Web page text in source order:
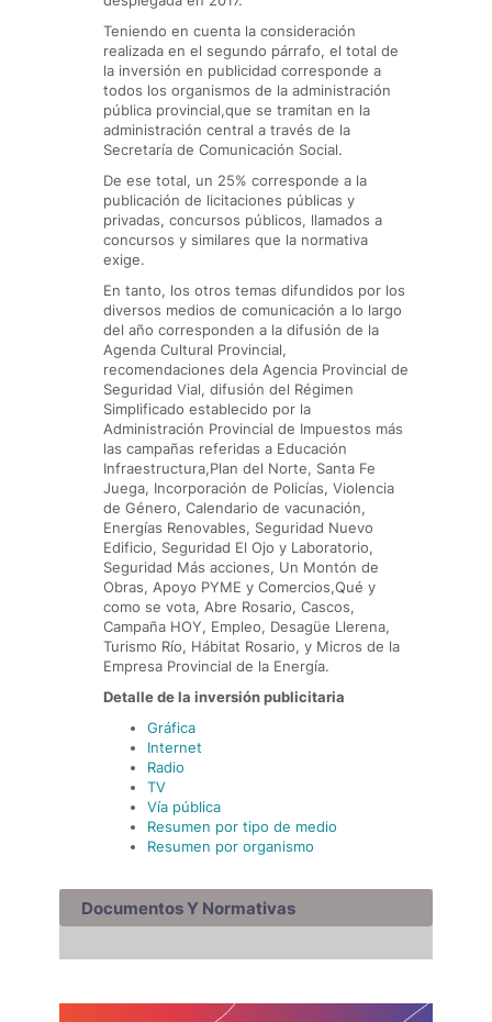
Teniendo en cuenta la consideración
realizada en el segundo párrafo, el total de
la inversión en publicidad corresponde a
todos los organismos de la administración
pública provincial,que se tramitan en la
administración central a través de la
Secretaría de Comunicación Social.
De ese total, un 25% corresponde a la
publicación de licitaciones públicas y
privadas, concursos públicos, llamados a
concursos y similares que la normativa
exige.
En tanto, los otros temas difundidos por los
diversos medios de comunicación a lo largo
del año corresponden a la difusión de la
Agenda Cultural Provincial,
recomendaciones dela Agencia Provincial de
Seguridad Vial, difusión del Régimen
Simplificado establecido por la
Administración Provincial de Impuestos más
las campañas referidas a Educación
Infraestructura,Plan del Norte, Santa Fe
Juega, Incorporación de Policías, Violencia
de Género, Calendario de vacunación,
Energías Renovables, Seguridad Nuevo
Edificio, Seguridad El Ojo y Laboratorio,
Seguridad Más acciones, Un Montón de
Obras, Apoyo PYME y Comercios,Qué y
como se vota, Abre Rosario, Cascos,
Campaña HOY, Empleo, Desagüe Llerena,
Turismo Río, Hábitat Rosario, y Micros de la
Empresa Provincial de la Energía.
Detalle de la inversión publicitaria
Gráfica
Internet
Radio
TV
Vía pública
Resumen por tipo de medio
Resumen por organismo
Documentos Y Normativas